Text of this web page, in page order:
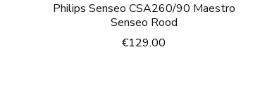
Philips Senseo CSA260/90 Maestro
Senseo Rood
€129.00